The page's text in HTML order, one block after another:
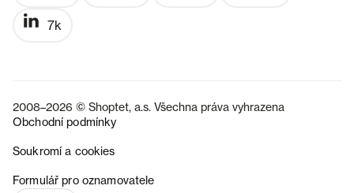
7k
2008–2026 © Shoptet, a.s. Všechna práva vyhrazena
Obchodní podmínky
Soukromí a cookies
Formulář pro oznamovatele